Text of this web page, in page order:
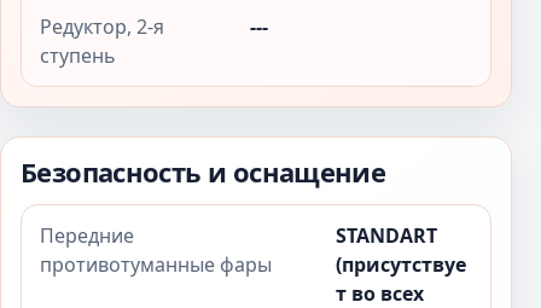
Редуктор, 2-я
ступень
---
Безопасность и оснащение
Передние
противотуманные фары
STANDART
(присутствуе
т во всех